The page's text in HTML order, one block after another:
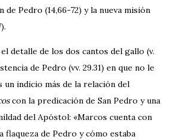
de Pedro (14,66-72) y la nueva misión
detalle de los dos cantos del gallo (v.
de Pedro (vv. 29.31) en que no le
un indicio más de la relación del
con la predicación de San Pedro y una
del Apóstol: «Marcos cuenta con
flaqueza de Pedro y cómo estaba